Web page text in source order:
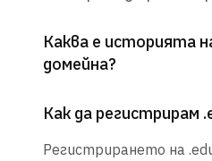
Каква е историята
домейна?
Как да регистрирам
Регистрирането на